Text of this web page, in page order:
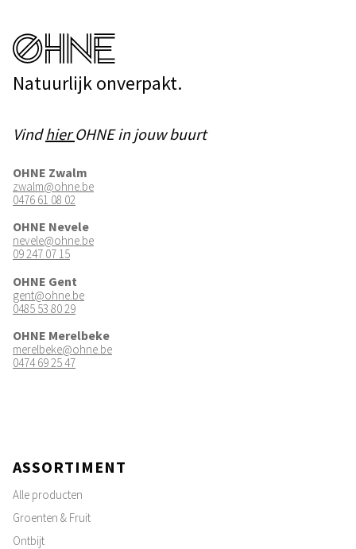
Natuurlijk onverpakt.
VindhierOHNE in jouw buurt
OHNE Zwalm
zwalm@ohne.be
0476 61 08 02
OHNE Nevele
nevele@ohne.be
09 247 07 15
OHNE Gent
gent@ohne.be
0485 53 80 29
OHNE Merelbeke
merelbeke@ohne.be
0474 69 25 47
ASSORTIMENT
Alle producten
Groenten & Fruit
Ontbijt